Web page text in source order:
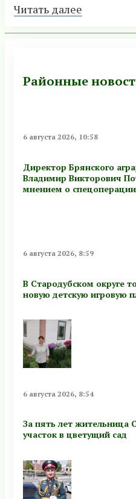
Читать далее
Районные
6 августа 2026, 10:58
Директор Брянского
Владимир Викторович
мнением о
6 августа 2026, 8:59
В Стародубском округе
новую детскую игровую
6 августа 2026, 8:54
За пять лет жительница
участок в цветущий сад